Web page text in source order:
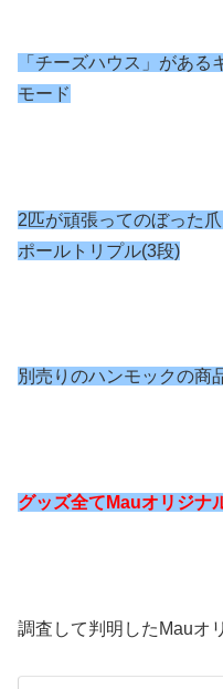
「チーズハウス」があ
モード
2匹が頑張ってのぼった
ポールトリプル(3段)
別売りのハンモックの商
グッズ全てMauオリジナ
調査して判明したMauオ